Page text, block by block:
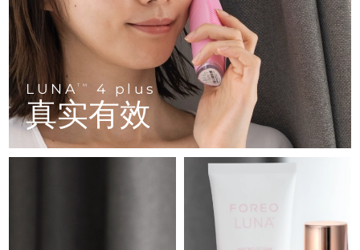
LUNATM 4 plus
真实有效
LUNA™ 4 go
For travel or gym bag
LUNA™ 护肤
Premium cleansers & balm
All facial cleansing devices
BEAR™ 设备
All premium facelift devices
UFO™ 3 go
Portable red light therapy
面膜
Rejuvenation & hydration
All deep facial hydration devices
issa™ 4 baby
For ages 0-3
issa™ Teeth Whitening Set
Dual LED + sonic device & 18% PAP gel
All silicone sonic toothbrushes
FAQ™ 102
Advanced clinical anti-aging
FAQ™ 103
Luxurious clinical anti-aging set
FAQ™ P1 Primer
Manuka honey primer
FAQ™ 202
LED mask
FAQ™ 211
Anti-aging neck & décolleté LED mask
Anti-aging LED hand mask
生发
FAQ™ 301
LED hair strengthening scalp massager
FAQ™ Scalp Serum
Scalp recovery probiotic serum
肌肤年轻化
FAQ™ 501
Full-Spectrum Red Light Therapy
FAQ™ 502
Full-Spectrum Red Light Therapy
FAQ™ Red Light Serum
保健品
NEW
克罗地亚 预计送达日期8/8/26
塞浦路斯 预计送达日期8/9/26
捷克 预计送达日期 8/8/26
丹麦 预计送达日期 8/8/26
预计送达日期